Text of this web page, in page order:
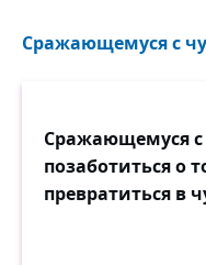
Сражающемуся с
Сражающемуся
позаботиться о
превратиться в